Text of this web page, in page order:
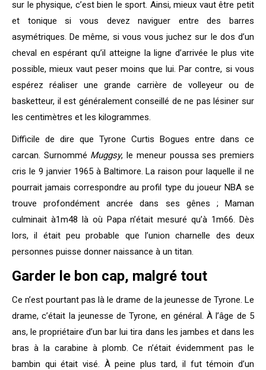
sur le physique, c’est bien le sport. Ainsi, mieux vaut être petit
et tonique si vous devez naviguer entre des barres
asymétriques. De même, si vous vous juchez sur le dos d’un
cheval en espérant qu’il atteigne la ligne d’arrivée le plus vite
possible, mieux vaut peser moins que lui. Par contre, si vous
espérez réaliser une grande carrière de volleyeur ou de
basketteur, il est généralement conseillé de ne pas lésiner sur
les centimètres et les kilogrammes.
Difficile de dire que Tyrone Curtis Bogues entre dans ce
carcan. Surnommé Muggsy, le meneur poussa ses premiers
cris le 9 janvier 1965 à Baltimore. La raison pour laquelle il ne
pourrait jamais correspondre au profil type du joueur NBA se
trouve profondément ancrée dans ses gênes ; Maman
culminait à1m48 là où Papa n’était mesuré qu’à 1m66. Dès
lors, il était peu probable que l’union charnelle des deux
personnes puisse donner naissance à un titan.
Garder le bon cap, malgré tout
Ce n’est pourtant pas là le drame de la jeunesse de Tyrone. Le
drame, c’était la jeunesse de Tyrone, en général. À l’âge de 5
ans, le propriétaire d’un bar lui tira dans les jambes et dans les
bras à la carabine à plomb. Ce n’était évidemment pas le
bambin qui était visé. À peine plus tard, il fut témoin d’un